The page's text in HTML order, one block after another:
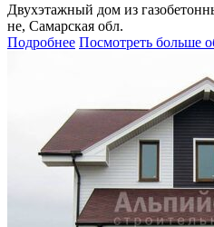
Двухэтажный дом из
не, Самарская обл.
Подробнее Посмотреть больше